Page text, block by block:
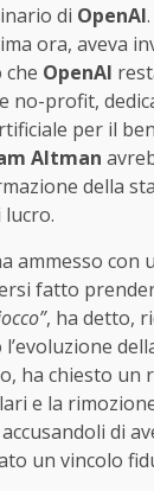
di OpenAI.
ora, aveva
OpenAI
no-profit,
per il
Altman
della
lucro.
ammesso con
fatto
, ha detto,
ha chiesto un
e la
accusandoli di
un vincolo